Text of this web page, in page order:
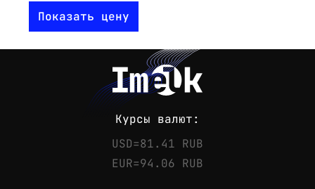
Показать цену
Курсы валют:
USD=81.41 RUB
EUR=94.06 RUB